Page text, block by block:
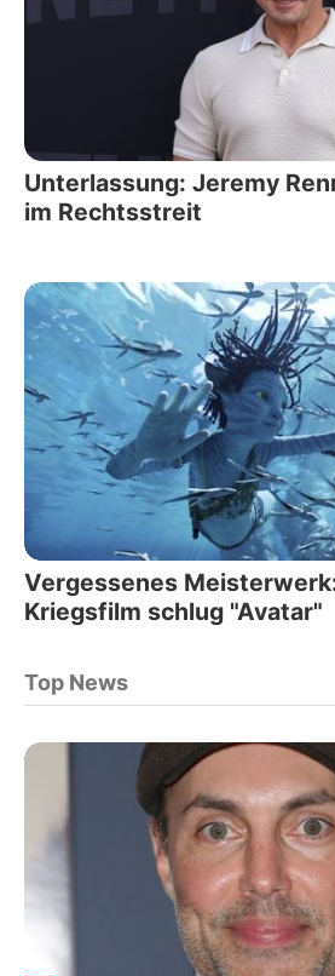
Unterlassung: Jeremy
im Rechtsstreit
Vergessenes
Kriegsfilm schlug "Avatar"
Top News